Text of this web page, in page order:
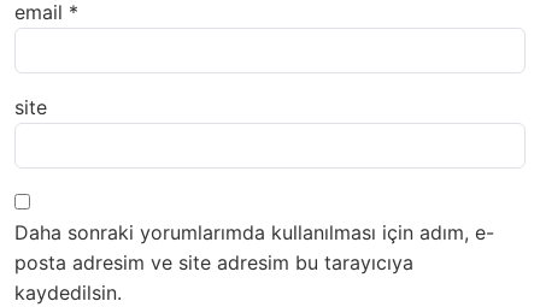
email *
site
Daha sonraki yorumlarımda kullanılması için adım, e-
posta adresim ve site adresim bu tarayıcıya
kaydedilsin.